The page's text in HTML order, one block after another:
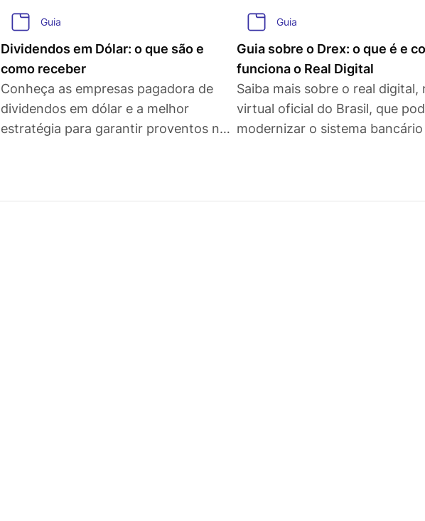
Guia
Dividendos em Dólar: o que são e
como receber
Conheça as empresas pagadora de
dividendos em dólar e a melhor
estratégia para garantir proventos no
Guia
Guia sobre o Drex: o que é e
funciona o Real Digital
Saiba mais sobre o real digital,
virtual oficial do Brasil, que
modernizar o sistema bancário